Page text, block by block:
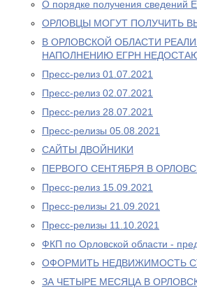
О порядке получения сведений
ОРЛОВЦЫ МОГУТ ПОЛУЧИТЬ
В ОРЛОВСКОЙ ОБЛАСТИ
НАПОЛНЕНИЮ ЕГРН
Пресс-релиз 01.07.2021
Пресс-релиз 02.07.2021
Пресс-релиз 28.07.2021
Пресс-релизы 05.08.2021
САЙТЫ ДВОЙНИКИ
ПЕРВОГО СЕНТЯБРЯ В
Пресс-релиз 15.09.2021
Пресс-релизы 21.09.2021
Пресс-релизы 11.10.2021
ФКП по Орловской области -
ОФОРМИТЬ НЕДВИЖИМОСТЬ
ЗА ЧЕТЫРЕ МЕСЯЦА В